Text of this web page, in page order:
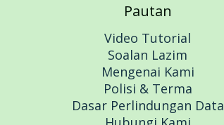
Pautan
Video Tutorial
Soalan Lazim
Mengenai Kami
Polisi & Terma
Dasar Perlindungan Data